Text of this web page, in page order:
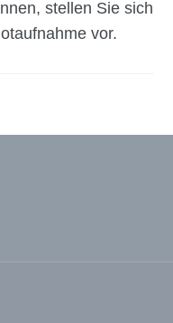
stellen Sie sich
vor.